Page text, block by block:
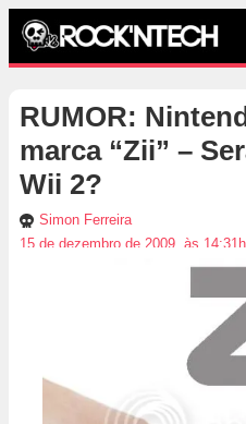
RUMOR:
marca “Zii” –
Wii 2?
Simon Ferreira
15 de dezembro de 2009, às 14:31h